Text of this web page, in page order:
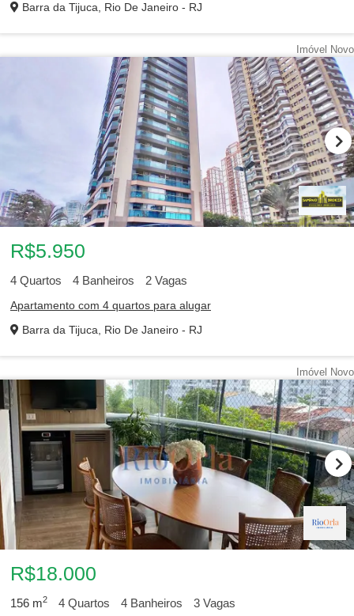
Barra da Tijuca, Rio De Janeiro - RJ
Imóvel Novo
R$5.950
4 Quartos 4 Banheiros 2 Vagas
Apartamento com 4 quartos para alugar
Barra da Tijuca, Rio De Janeiro - RJ
Imóvel Novo
R$18.000
156 m2 4 Quartos 4 Banheiros 3 Vagas
1
…